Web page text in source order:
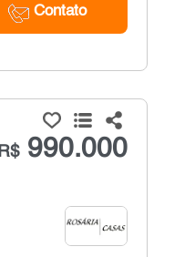
Contato
R$990.000